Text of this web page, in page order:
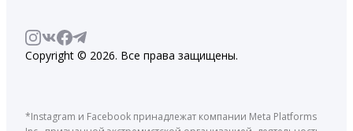
Copyright © 2026. Все права защищены.
*Instagram и Facebook принадлежат компании Meta Platforms